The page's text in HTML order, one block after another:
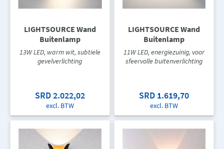
LIGHTSOURCE Wand
Buitenlamp
13W LED, warm wit, subtiele
gevelverlichting
SRD 2.022,02
excl. BTW
LIGHTSOURCE Wand
Buitenlamp
11W LED, energiezuinig, voor
sfeervolle buitenverlichting
SRD 1.619,70
excl. BTW